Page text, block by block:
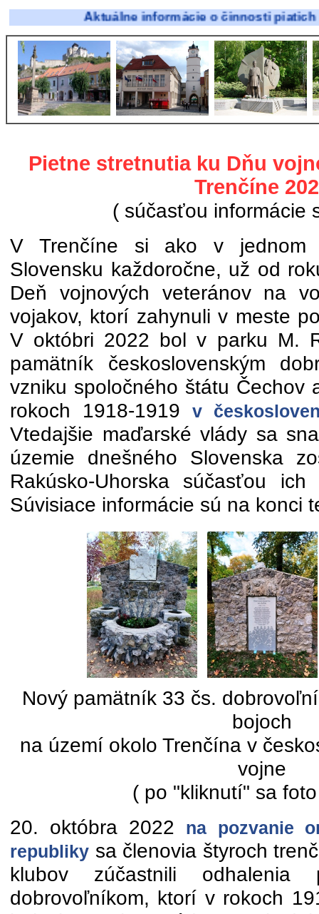
Aktuálne informácie o činnosti piatich
Pietne stretnutia ku Dňu
Trenčíne
( súčasťou informácie
V Trenčíne si ako v jednom
Slovensku každoročne, už od
Deň vojnových veteránov na
vojakov, ktorí zahynuli v meste
V októbri 2022 bol v parku M.
pamätník československým
vzniku spoločného štátu Čechov
rokoch 1918-1919 v
Vtedajšie maďarské vlády sa
územie dnešného Slovenska
Rakúsko-Uhorska súčasťou ich
Súvisiace informácie sú na konci
Nový pamätník 33 čs.
bojoch
na území okolo Trenčína v
vojne
( po "kliknutí" sa
20. októbra 2022
na pozvanie
republiky sa členovia štyroch
klubov zúčastnili
dobrovoľníkom, ktorí v rokoch